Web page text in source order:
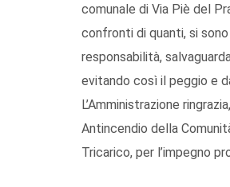
comunale di Via Piè del
confronti di quanti, si
responsabilità,
evitando così il peggio e
L’Amministrazione
Antincendio della
Tricarico, per l’impegno